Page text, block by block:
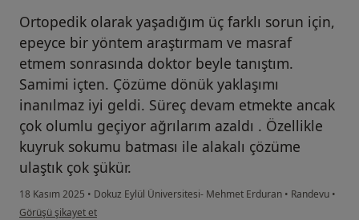
Ortopedik olarak yaşadığım üç farklı sorun için,
epeyce bir yöntem araştırmam ve masraf
etmem sonrasında doktor beyle tanıştım.
Samimi içten. Çözüme dönük yaklaşımı
inanılmaz iyi geldi. Süreç devam etmekte ancak
çok olumlu geçiyor ağrılarım azaldı . Özellikle
kuyruk sokumu batması ile alakalı çözüme
ulaştık çok şükür.
18 Kasım 2025 • Dokuz Eylül Üniversitesi- Mehmet Erduran • Randevu •
kullanıcının görüşüne göre fi...
Görüşü şikayet et